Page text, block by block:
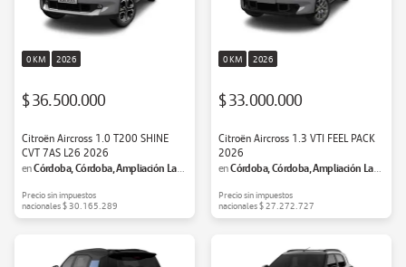
0 KM 2026
$ 36.500.000
Citroën Aircross 1.0 T200 SHINE
CVT 7AS L26 2026
enCórdoba, Córdoba, Ampliación Las
Precio sin impuestos
nacionales$ 30.165.289
0 KM 2026
$ 33.000.000
Citroën Aircross 1.3 VTI FEEL PACK
2026
enCórdoba, Córdoba, Ampliación Las
Precio sin impuestos
nacionales$ 27.272.727